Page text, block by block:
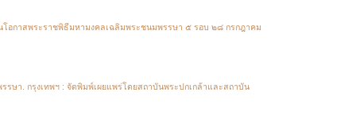
อกาสพระราชพิธีมหามงคลเฉลิมพระชนมพรรษา ๕ รอบ ๒๘ กรกฎาคม
ษา. กรุงเทพฯ : จัดพิมพ์เผยแพร่โดยสถาบันพระปกเกล้าและสถาบัน